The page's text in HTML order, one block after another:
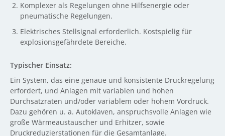
Komplexer als Regelungen ohne Hilfsenergie oder
pneumatische Regelungen.
Elektrisches Stellsignal erforderlich. Kostspielig für
explosionsgefährdete Bereiche.
Typischer Einsatz:
Ein System, das eine genaue und konsistente Druckregelung
erfordert, und Anlagen mit variablen und hohen
Durchsatzraten und/oder variablem oder hohem Vordruck.
Dazu gehören u. a. Autoklaven, anspruchsvolle Anlagen wie
große Wärmeaustauscher und Erhitzer, sowie
Druckreduzierstationen für die Gesamtanlage.